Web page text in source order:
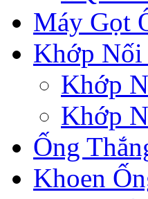
Máy Gọt
Khớp Nối
Khớp
Khớp
Ống
Khoen